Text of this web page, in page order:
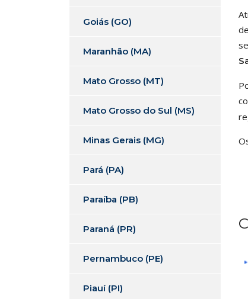
Goiás (GO)
Maranhão (MA)
Mato Grosso (MT)
Mato Grosso do Sul (MS)
Minas Gerais (MG)
Pará (PA)
Paraíba (PB)
Paraná (PR)
Pernambuco (PE)
Piauí (PI)